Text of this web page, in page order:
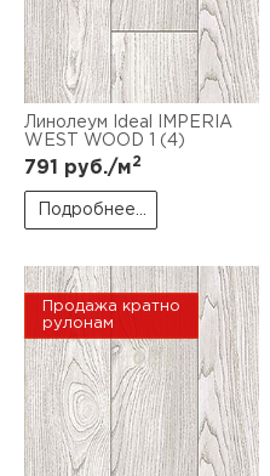
Линолеум Ideal IMPERIA
WEST WOOD 1 (4)
791 руб./м2
Подробнее...
Продажа кратно
рулонам